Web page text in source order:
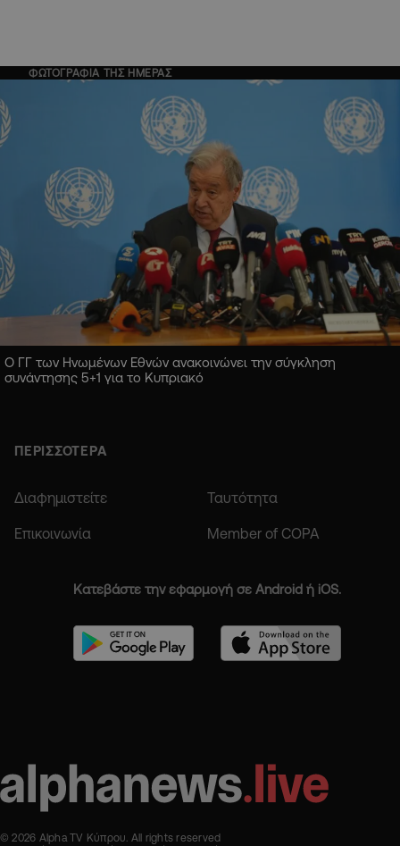
ΦΩΤΟΓΡΑΦΙΑ ΤΗΣ ΗΜΕΡΑΣ
Ο ΓΓ των Ηνωμένων Εθνών ανακοινώνει την σύγκληση
συνάντησης 5+1 για το Κυπριακό
ΠΕΡΙΣΣΟΤΕΡΑ
Διαφημιστείτε Ταυτότητα
Επικοινωνία Member of COPA
Κατεβάστε την εφαρμογή σε Android ή iOS.
© 2026 Alpha TV Κύπρου. All rights reserved